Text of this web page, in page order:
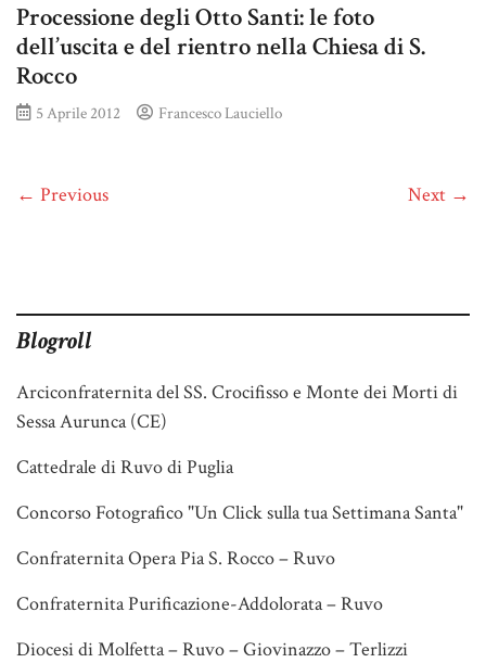
Processione degli Otto Santi: le foto
dell’uscita e del rientro nella Chiesa di S.
Rocco
5 Aprile 2012 Francesco Lauciello
← Previous Next →
Blogroll
Arciconfraternita del SS. Crocifisso e Monte dei Morti di
Sessa Aurunca (CE)
Cattedrale di Ruvo di Puglia
Concorso Fotografico "Un Click sulla tua Settimana Santa"
Confraternita Opera Pia S. Rocco – Ruvo
Confraternita Purificazione-Addolorata – Ruvo
Diocesi di Molfetta – Ruvo – Giovinazzo – Terlizzi